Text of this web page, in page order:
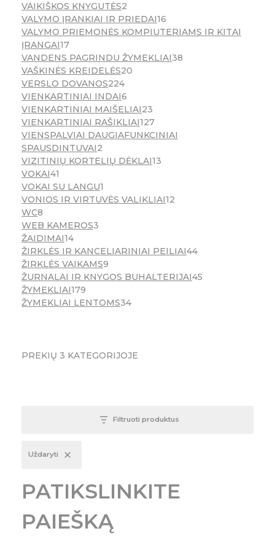
VAIKIŠKOS KNYGUTĖS2
VALYMO ĮRANKIAI IR PRIEDAI16
VALYMO PRIEMONĖS KOMPIUTERIAMS IR KITAI
ĮRANGAI17
VANDENS PAGRINDU ŽYMEKLIAI38
VAŠKINĖS KREIDELĖS20
VERSLO DOVANOS224
VIENKARTINIAI INDAI6
VIENKARTINIAI MAIŠELIAI23
VIENKARTINIAI RAŠIKLIAI127
VIENSPALVIAI DAUGIAFUNKCINIAI
SPAUSDINTUVAI2
VIZITINIŲ KORTELIŲ DĖKLAI13
VOKAI41
VOKAI SU LANGU1
VONIOS IR VIRTUVĖS VALIKLIAI12
WC8
WEB KAMEROS3
ŽAIDIMAI14
ŽIRKLĖS IR KANCELIARINIAI PEILIAI44
ŽIRKLĖS VAIKAMS9
ŽURNALAI IR KNYGOS BUHALTERIJAI45
ŽYMEKLIAI179
ŽYMEKLIAI LENTOMS34
PREKIŲ 3 KATEGORIJOJE
Filtruoti produktus
Uždaryti
PATIKSLINKITE
PAIEŠKĄ